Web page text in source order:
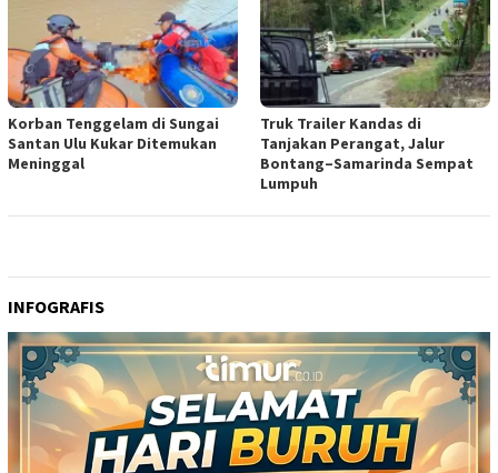
Korban Tenggelam di Sungai
Santan Ulu Kukar Ditemukan
Meninggal
Truk Trailer Kandas di
Tanjakan Perangat, Jalur
Bontang–Samarinda Sempat
Lumpuh
INFOGRAFIS